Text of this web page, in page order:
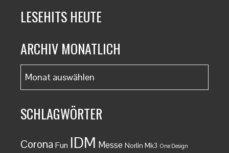
LESEHITS HEUTE
ARCHIV MONATLICH
Archiv
monatlich
SCHLAGWÖRTER
Corona Fun IDM Messe Norlin Mk3 One Design